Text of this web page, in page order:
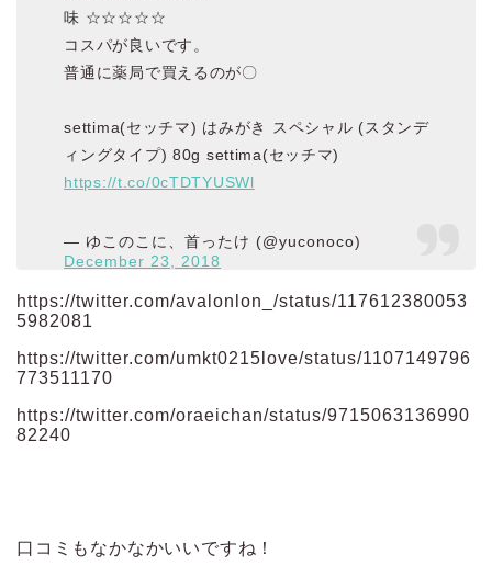
味 ☆☆☆☆☆
コスパが良いです。
普通に薬局で買えるのが〇
settima(セッチマ) はみがき スペシャル (スタンデ
ィングタイプ) 80g settima(セッチマ)
https://t.co/0cTDTYUSWl
— ゆこのこに、首ったけ (@yuconoco)
December 23, 2018
https://twitter.com/avalonlon_/status/117612380053
5982081
https://twitter.com/umkt0215love/status/1107149796
773511170
https://twitter.com/oraeichan/status/9715063136990
82240
口コミもなかなかいいですね！